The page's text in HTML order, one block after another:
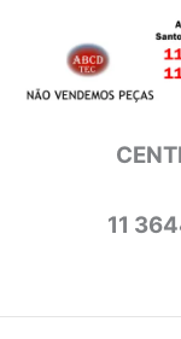
conteúdo
11